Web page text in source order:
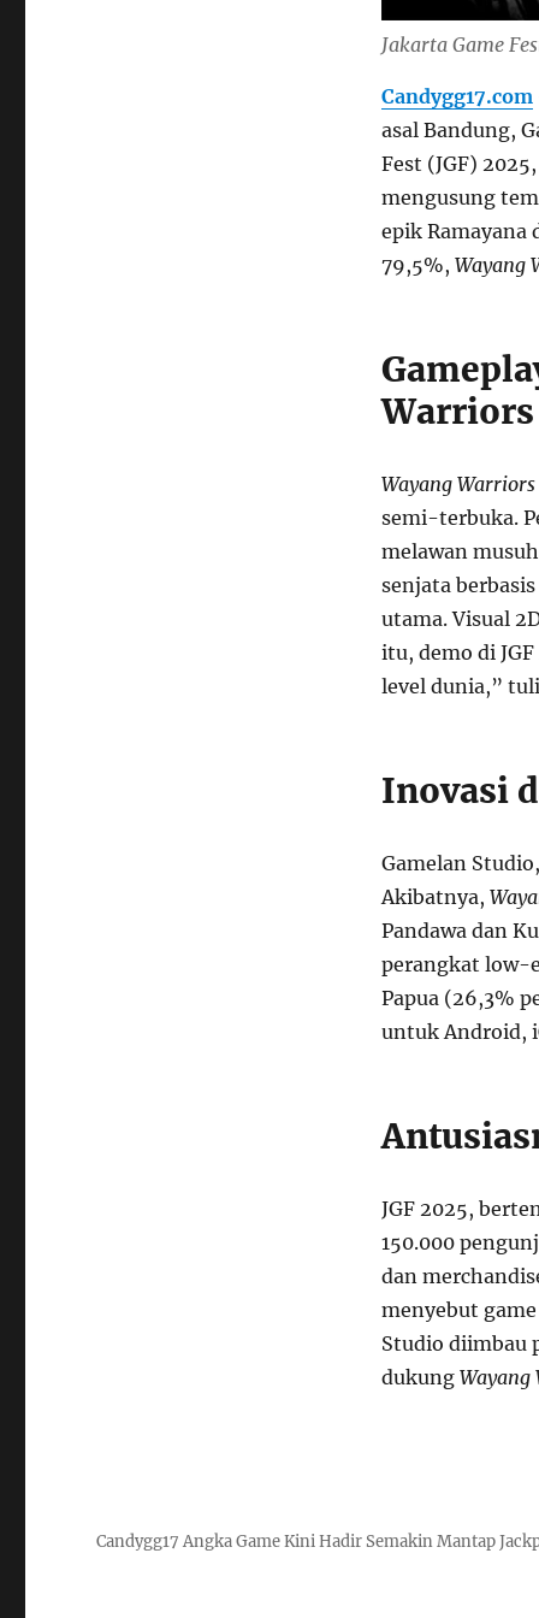
Jakarta Game
Candygg17.com
asal Bandung,
Fest (JGF)
mengusung
epik Ramayana
79,5%, Wayang
Warriors
Wayang Warriors
semi-terbuka.
melawan
senjata
utama. Visual
itu, demo di
level dunia,”
Inovasi
Gamelan
Akibatnya,
Pandawa dan
perangkat low-
Papua (26,3%
untuk Android,
JGF 2025,
150.000
dan
menyebut
Studio diimbau
dukung Wayang
Candygg17 Angka Game Kini Hadir Semakin Mantap